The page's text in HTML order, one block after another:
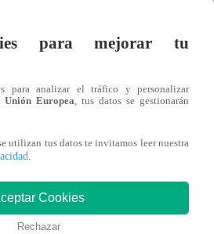
Maritza Rodríguez
te puede
para mejorar tu
para analizar el tráfico y personalizar
Unión Europea, tus datos se gestionarán
utilizan tus datos te invitamos leer nuestra
.
Cookies
Rechazar